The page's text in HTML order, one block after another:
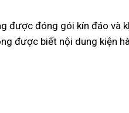
được đóng gói kín đáo và
được biết nội dung kiện